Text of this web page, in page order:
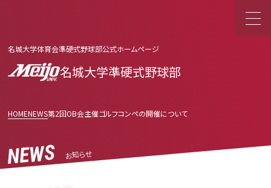
名城大学体育会準硬式野球部公式ホームページ
名城大学準硬式野球部
HOMENEWS第2回OB会主催ゴルフコンペの開催について
NEWS お知らせ